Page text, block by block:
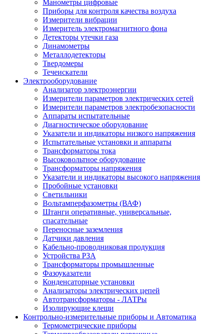
Манометры цифровые
Приборы для контроля качества воздуха
Измерители вибрации
Измеритель электромагнитного фона
Детекторы утечки газа
Динамометры
Металлодетекторы
Твердомеры
Течеискатели
Электрооборудование
Анализатор электроэнергии
Измерители параметров электрических сетей
Измерители параметров электробезопасности
Аппараты испытательные
Диагностическое оборудование
Указатели и индикаторы низкого напряжения
Испытательные установки и аппараты
Трансформаторы тока
Высоковольтное оборудование
Трансформаторы напряжения
Указатели и индикаторы высокого напряжения
Пробойные установки
Светильники
Вольтамперфазометры (ВАФ)
Штанги оперативные, универсальные,
спасательные
Переносные заземления
Датчики давления
Кабельно-проводниковая продукция
Устройства РЗА
Трансформаторы промышленные
Фазоуказатели
Конденсаторные установки
Анализаторы электрических цепей
Автотрансформаторы - ЛАТРы
Изолирующие клещи
Контрольно-измерительные приборы и Автоматика
Термометрические приборы